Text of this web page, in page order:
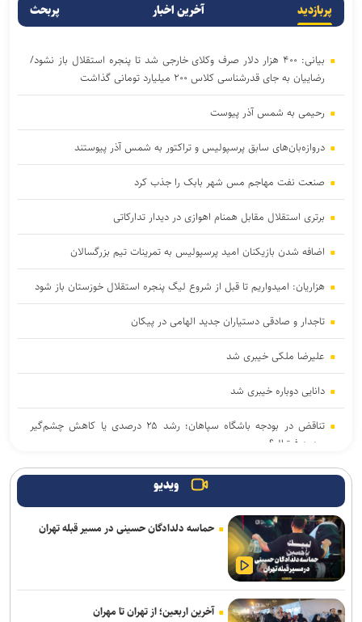
پربازدید آخرین اخبار پربحث
بیانی: ۴۰۰ هزار دلار صرف وکلای خارجی شد تا پنجره استقلال باز نشود/
رضاییان به جای قدرشناسی کلاس ۲۰۰ میلیارد تومانی گذاشت
رحیمی به شمس آذر پیوست
دروازه‌بان‌های سابق پرسپولیس و تراکتور به شمس آذر پیوستند
صنعت نفت مهاجم مس شهر بابک را جذب کرد
برتری استقلال مقابل همنام اهوازی در دیدار تدارکاتی
اضافه شدن بازیکنان امید پرسپولیس به تمرینات تیم بزرگسالان
هزاریان: امیدواریم تا قبل از شروع لیگ پنجره استقلال خوزستان باز شود
تاجدار و صادقی دستیاران جدید الهامی در پیکان
علیرضا ملکی خیبری شد
دانایی دوباره خیبری شد
تناقض در بودجه باشگاه سپاهان؛ رشد ۲۵ درصدی یا کاهش چشم‌گیر
بودجه فوتبال؟
فلاح به صنعت نفت پیوست
مدیرعامل پرسپولیس سفیر افتخاری چوگان شد
مدال طلای زارعی در بلاروس/ دومین رکوردشکنی دونده ایران در آستانه
بازی‌های آسیایی
باختر: انتقال قرضی بازیکن بدون ثبت قرارداد تخلف است/ استقلال با
مجازاتی مواجه نخواهد شد
ویدیو
حماسه دلدادگان حسینی در مسیر قبله تهران
آخرین اربعین؛ از تهران تا مهران